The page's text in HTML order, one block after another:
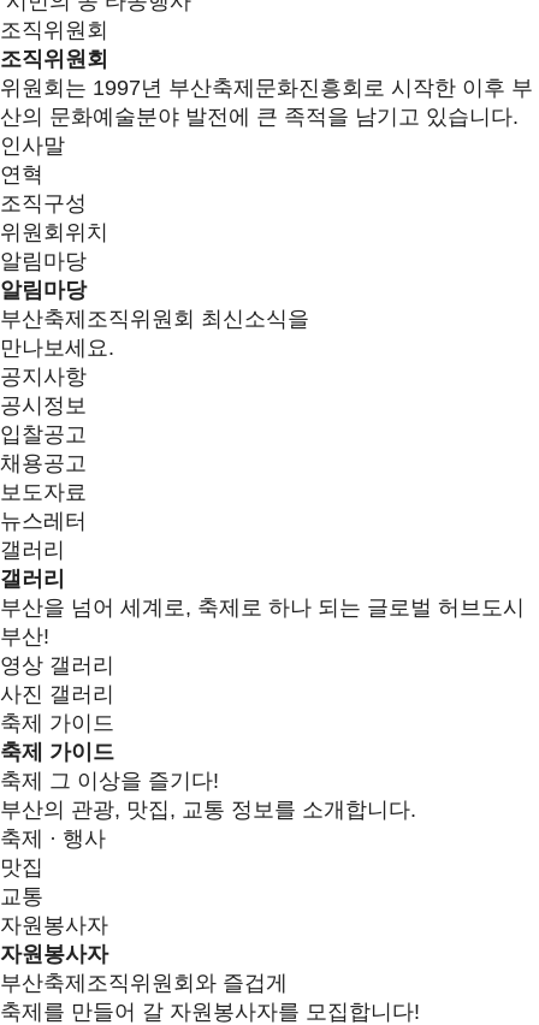
조직위원회
조직위원회
위원회는 1997년 부산축제문화진흥회로 시작한 이후 부
산의 문화예술분야 발전에 큰 족적을 남기고 있습니다.
인사말
연혁
조직구성
위원회위치
알림마당
알림마당
부산축제조직위원회 최신소식을
만나보세요.
공지사항
공시정보
입찰공고
채용공고
보도자료
뉴스레터
갤러리
갤러리
부산을 넘어 세계로, 축제로 하나 되는 글로벌 허브도시
부산!
영상 갤러리
사진 갤러리
축제 가이드
축제 가이드
축제 그 이상을 즐기다!
부산의 관광, 맛집, 교통 정보를 소개합니다.
축제 · 행사
맛집
교통
자원봉사자
자원봉사자
부산축제조직위원회와 즐겁게
축제를 만들어 갈 자원봉사자를 모집합니다!